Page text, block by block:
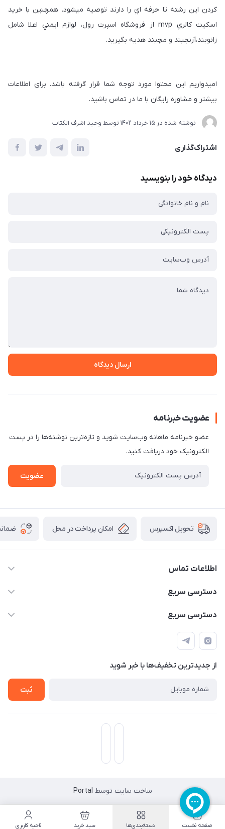
كردن اين رشته تا حرفه اي را دارند توصيه ميشود. همچنين با خريد
اسكيت كالري mvp از فروشگاه اسپرت رول، لوازم ايمني اعلا شامل
زانوبند،آرنجبند و مچبند هديه بگيريد.
امیدواریم این محتوا مورد توجه شما قرار گرفته باشد. برای اطلاعات
بیشتر و مشاوره رایگان با ما در تماس باشید.
نوشته شده در 15 خرداد 1402 توسط وحید اشرف الکتاب
اشتراک‌گذاری
دیدگاه خود را بنویسید
ارسال دیدگاه
عضویت خبرنامه
عضو خبرنامه ماهانه وب‌سایت شوید و تازه‌ترین نوشته‌ها را در پست
الکترونیک خود دریافت کنید.
عضویت
تحویل اکسپرس امکان پرداخت در محل
اطلاعات تماس
۰۹۳۵۶۰۴۰۳۶۵
سیمای ورزش
دسترسی سریع
اسکیت فلایینگ ایگل
اسکیت دخترانه
دسترسی سریع
اسکوتر برقی دخترانه
اسکیت روسز
اسکوتر
از جدید‌ترین تخفیف‌ها با‌ خبر شوید
ثبت
ساخت سایت توسط Portal
صفحه نخست دسته‌بندی‌ها سبد خرید ناحیه کاربری